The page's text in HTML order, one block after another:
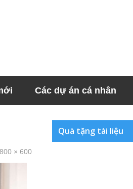
Các dự án cá nhân
800 × 600
Quà tặng tài liệu